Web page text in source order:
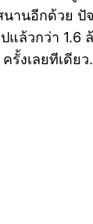
นานอีกด้วย ปั
แล้วกว่า 1.6
รั้งเลยทีเดีย